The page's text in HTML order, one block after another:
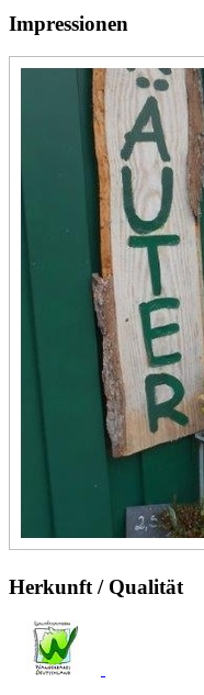
Impressionen
Herkunft / Qualität